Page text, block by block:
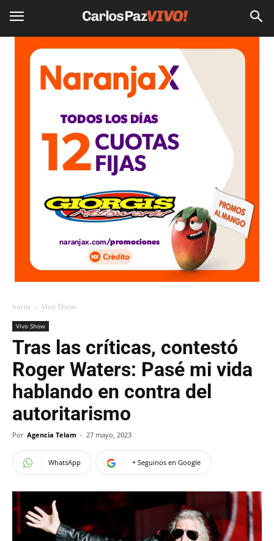
Inicio Vivo Show
Vivo Show
Tras las críticas, contestó
Roger Waters: Pasé mi vida
hablando en contra del
autoritarismo
Por Agencia Telam - 27 mayo, 2023
WhatsApp + Seguinos en Google